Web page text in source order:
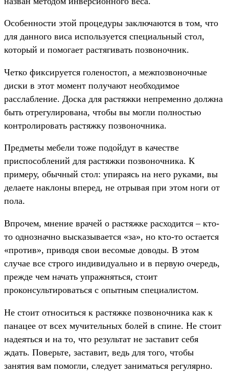
Особенности этой процедуры заключаются в том, что
для данного виса используется специальный стол,
который и помогает растягивать позвоночник.
Четко фиксируется голеностоп, а межпозвоночные
диски в этот момент получают необходимое
расслабление. Доска для растяжки непременно должна
быть отрегулирована, чтобы вы могли полностью
контролировать растяжку позвоночника.
Предметы мебели тоже подойдут в качестве
приспособлений для растяжки позвоночника. К
примеру, обычный стол: упираясь на него руками, вы
делаете наклоны вперед, не отрывая при этом ноги от
пола.
Впрочем, мнение врачей о растяжке расходится – кто-
то однозначно высказывается «за», но кто-то остается
«против», приводя свои весомые доводы. В этом
случае все строго индивидуально и в первую очередь,
прежде чем начать упражняться, стоит
проконсультироваться с опытным специалистом.
Не стоит относиться к растяжке позвоночника как к
панацее от всех мучительных болей в спине. Не стоит
надеяться и на то, что результат не заставит себя
ждать. Поверьте, заставит, ведь для того, чтобы
занятия вам помогли, следует заниматься регулярно.